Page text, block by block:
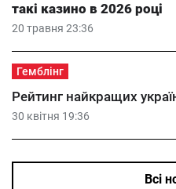
20 травня 23:36
такі казино в 2026 році
Гемблінг
30 квітня 19:36
Рейтинг найкращих
Всі